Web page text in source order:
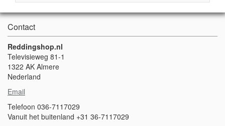
Contact
Reddingshop.nl
Televisieweg 81-1
1322 AK Almere
Nederland
Email
Telefoon 036-7117029
Vanuit het buitenland +31 36-7117029